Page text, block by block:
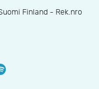
Finland - Rek.nro